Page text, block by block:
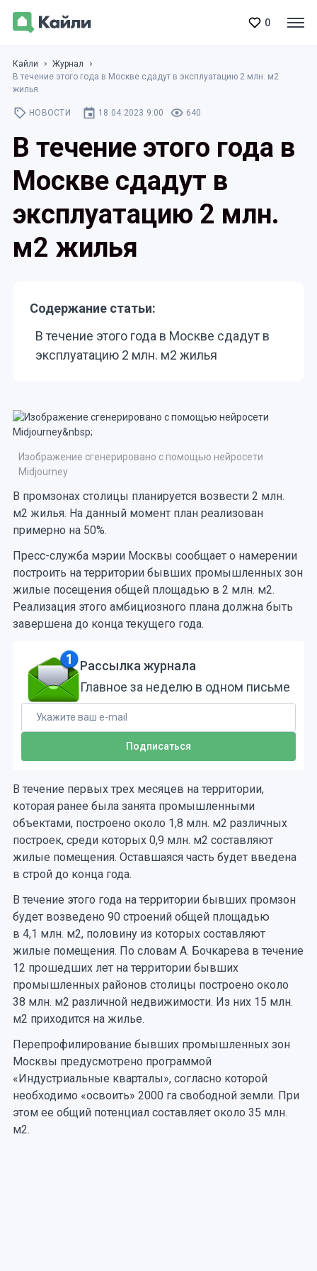
0
Кайли
Журнал
В течение этого года в Москве сдадут в эксплуатацию 2 млн. м2
жилья
НОВОСТИ 18.04.2023 9:00 640
В течение этого года в
Москве сдадут в
эксплуатацию 2 млн.
м2 жилья
Содержание статьи:
В течение этого года в Москве сдадут в
эксплуатацию 2 млн. м2 жилья
Изображение сгенерировано с помощью нейросети
Midjourney
В промзонах столицы планируется возвести 2 млн.
м2 жилья. На данный момент план реализован
примерно на 50%.
Пресс-служба мэрии Москвы сообщает о намерении
построить на территории бывших промышленных зон
жилые посещения общей площадью в 2 млн. м2.
Реализация этого амбициозного плана должна быть
завершена до конца текущего года.
Рассылка журнала
Главное за неделю в одном письме
В течение первых трех месяцев на территории,
которая ранее была занята промышленными
объектами, построено около 1,8 млн. м2 различных
построек, среди которых 0,9 млн. м2 составляют
жилые помещения. Оставшаяся часть будет введена
в строй до конца года.
В течение этого года на территории бывших промзон
будет возведено 90 строений общей площадью
в 4,1 млн. м2, половину из которых составляют
жилые помещения. По словам А. Бочкарева в течение
12 прошедших лет на территории бывших
промышленных районов столицы построено около
38 млн. м2 различной недвижимости. Из них 15 млн.
м2 приходится на жилье.
Перепрофилирование бывших промышленных зон
Москвы предусмотрено программой
«Индустриальные кварталы», согласно которой
необходимо «освоить» 2000 га свободной земли. При
этом ее общий потенциал составляет около 35 млн.
м2.